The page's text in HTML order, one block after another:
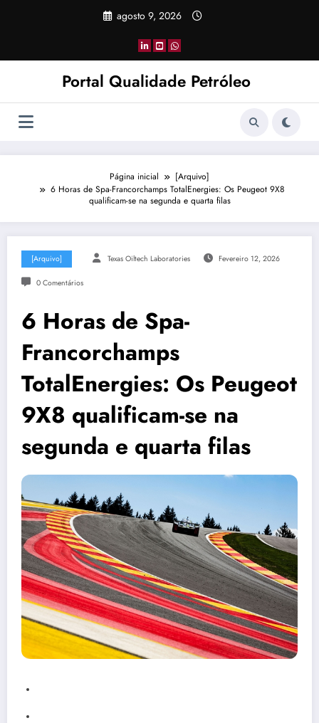
agosto 9, 2026
Portal Qualidade Petróleo
Página inicial
[Arquivo]
6 Horas de Spa-Francorchamps TotalEnergies: Os Peugeot 9X8
qualificam-se na segunda e quarta filas
[Arquivo] Texas Oiltech Laboratories Fevereiro 12, 2026
0 Comentários
6 Horas de Spa-
Francorchamps
TotalEnergies: Os Peugeot
9X8 qualificam-se na
segunda e quarta filas